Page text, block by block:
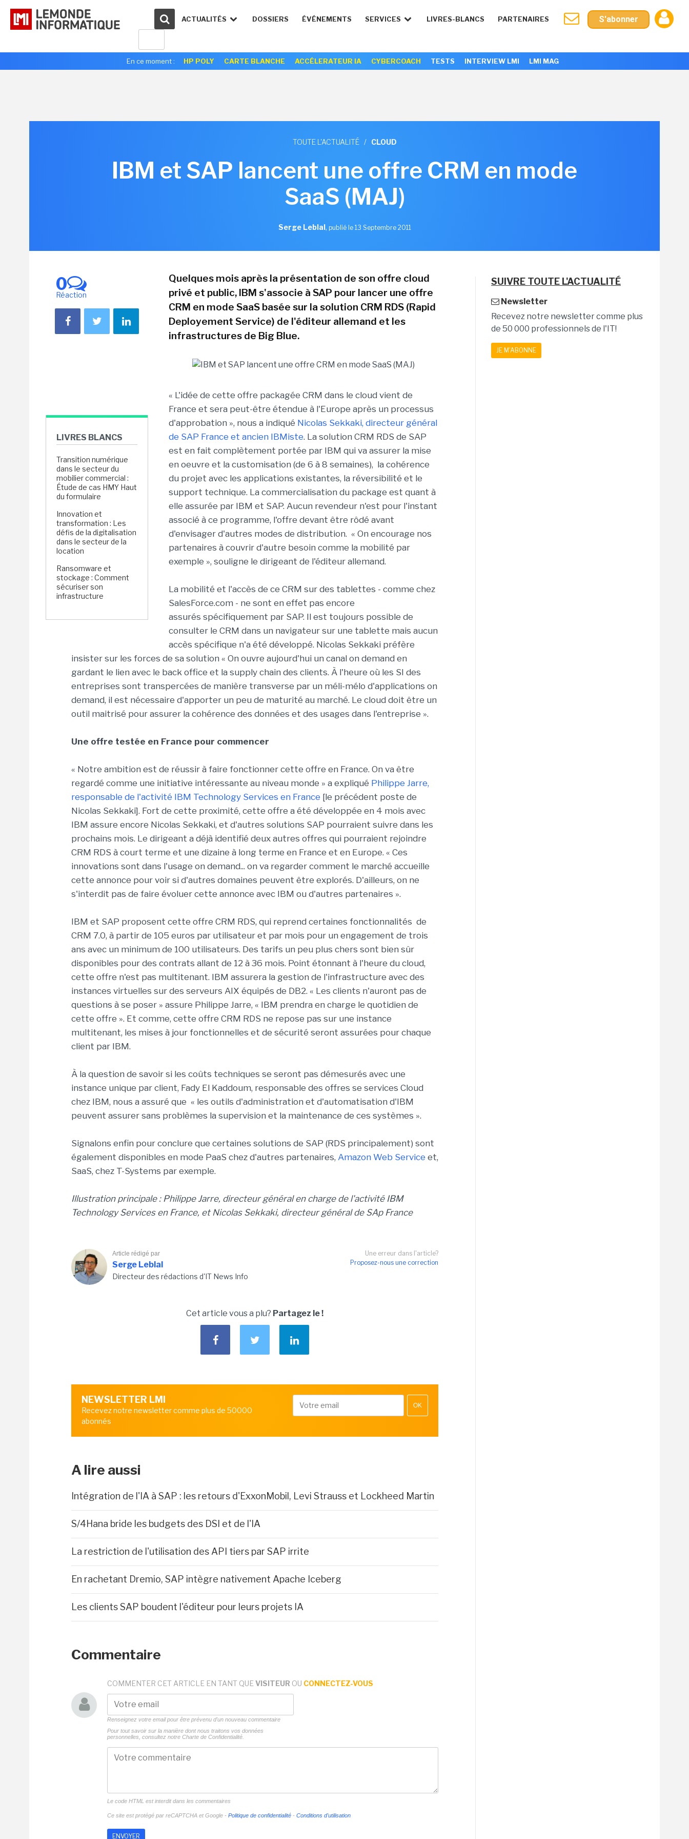
ACTUALITÉS DOSSIERS ÉVÉNEMENTS SERVICES LIVRES-BLANCS PARTENAIRES S'abonner
En ce moment : HP POLY CARTE BLANCHE ACCÉLERATEUR IA CYBERCOACH TESTS INTERVIEW LMI LMI MAG
TOUTE L'ACTUALITÉ / CLOUD
IBM et SAP lancent une offre CRM en mode
SaaS (MAJ)
Serge Leblal, publié le 13 Septembre 2011
0
Réaction
LIVRES BLANCS
Transition numérique
dans le secteur du
mobilier commercial :
Étude de cas HMY Haut
du formulaire
Innovation et
transformation : Les
défis de la digitalisation
dans le secteur de la
location
Ransomware et
stockage : Comment
sécuriser son
infrastructure
Quelques mois après la présentation de son offre cloud
privé et public, IBM s'associe à SAP pour lancer une offre
CRM en mode SaaS basée sur la solution CRM RDS (Rapid
Deployement Service) de l'éditeur allemand et les
infrastructures de Big Blue.
« L'idée de cette offre packagée CRM dans le cloud vient de
France et sera peut-être étendue à l'Europe après un processus
d'approbation », nous a indiqué Nicolas Sekkaki, directeur général
de SAP France et ancien IBMiste. La solution CRM RDS de SAP
est en fait complètement portée par IBM qui va assurer la mise
en oeuvre et la customisation (de 6 à 8 semaines), la cohérence
du projet avec les applications existantes, la réversibilité et le
support technique. La commercialisation du package est quant à
elle assurée par IBM et SAP. Aucun revendeur n'est pour l'instant
associé à ce programme, l'offre devant être rôdé avant
d'envisager d'autres modes de distribution. « On encourage nos
partenaires à couvrir d'autre besoin comme la mobilité par
exemple », souligne le dirigeant de l'éditeur allemand.
La mobilité et l'accès de ce CRM sur des tablettes - comme chez
SalesForce.com - ne sont en effet pas encore
assurés spécifiquement par SAP. Il est toujours possible de
consulter le CRM dans un navigateur sur une tablette mais aucun
accès spécifique n'a été développé. Nicolas Sekkaki préfère
insister sur les forces de sa solution « On ouvre aujourd'hui un canal on demand en
gardant le lien avec le back office et la supply chain des clients. À l'heure où les SI des
entreprises sont transpercées de manière transverse par un méli-mélo d'applications on
demand, il est nécessaire d'apporter un peu de maturité au marché. Le cloud doit être un
outil maitrisé pour assurer la cohérence des données et des usages dans l'entreprise ».
Une offre testée en France pour commencer
« Notre ambition est de réussir à faire fonctionner cette offre en France. On va être
regardé comme une initiative intéressante au niveau monde » a expliqué Philippe Jarre,
responsable de l'activité IBM Technology Services en France [le précédent poste de
Nicolas Sekkaki]. Fort de cette proximité, cette offre a été développée en 4 mois avec
IBM assure encore Nicolas Sekkaki, et d'autres solutions SAP pourraient suivre dans les
prochains mois. Le dirigeant a déjà identifié deux autres offres qui pourraient rejoindre
CRM RDS à court terme et une dizaine à long terme en France et en Europe. « Ces
innovations sont dans l'usage on demand... on va regarder comment le marché accueille
cette annonce pour voir si d'autres domaines peuvent être explorés. D'ailleurs, on ne
s'interdit pas de faire évoluer cette annonce avec IBM ou d'autres partenaires ».
IBM et SAP proposent cette offre CRM RDS, qui reprend certaines fonctionnalités de
CRM 7.0, à partir de 105 euros par utilisateur et par mois pour un engagement de trois
ans avec un minimum de 100 utilisateurs. Des tarifs un peu plus chers sont bien sûr
disponibles pour des contrats allant de 12 à 36 mois. Point étonnant à l'heure du cloud,
cette offre n'est pas multitenant. IBM assurera la gestion de l'infrastructure avec des
instances virtuelles sur des serveurs AIX équipés de DB2. « Les clients n'auront pas de
questions à se poser » assure Philippe Jarre, « IBM prendra en charge le quotidien de
cette offre ». Et comme, cette offre CRM RDS ne repose pas sur une instance
multitenant, les mises à jour fonctionnelles et de sécurité seront assurées pour chaque
client par IBM.
À la question de savoir si les coûts techniques se seront pas démesurés avec une
instance unique par client, Fady El Kaddoum, responsable des offres se services Cloud
chez IBM, nous a assuré que « les outils d'administration et d'automatisation d'IBM
peuvent assurer sans problèmes la supervision et la maintenance de ces systèmes ».
Signalons enfin pour conclure que certaines solutions de SAP (RDS principalement) sont
également disponibles en mode PaaS chez d'autres partenaires, Amazon Web Service et,
SaaS, chez T-Systems par exemple.
Illustration principale : Philippe Jarre, directeur général en charge de l'activité IBM
Technology Services en France, et Nicolas Sekkaki, directeur général de SAp France
Une erreur dans l'article?
Proposez-nous une correction
Article rédigé par
Serge Leblal
Directeur des rédactions d'IT News Info
Cet article vous a plu? Partagez le !
NEWSLETTER LMI
Recevez notre newsletter comme plus de 50000
abonnés
OK
A lire aussi
Intégration de l'IA à SAP : les retours d'ExxonMobil, Levi Strauss et Lockheed Martin
S/4Hana bride les budgets des DSI et de l'IA
La restriction de l'utilisation des API tiers par SAP irrite
En rachetant Dremio, SAP intègre nativement Apache Iceberg
Les clients SAP boudent l'éditeur pour leurs projets IA
Commentaire
COMMENTER CET ARTICLE EN TANT QUE VISITEUR OU CONNECTEZ-VOUS
Renseignez votre email pour être prévenu d'un nouveau commentaire
Pour tout savoir sur la manière dont nous traitons vos données
personnelles, consultez notre Charte de Confidentialité.
Le code HTML est interdit dans les commentaires
Ce site est protégé par reCAPTCHA et Google - Politique de confidentialité - Conditions d'utilisation
SUIVRE TOUTE L'ACTUALITÉ
Newsletter
Recevez notre newsletter comme plus
de 50 000 professionnels de l'IT!
JE M'ABONNE